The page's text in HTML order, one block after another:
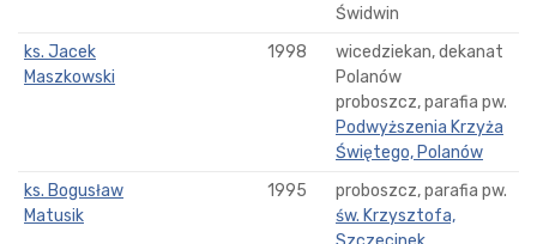
Świdwin
ks. Jacek
Maszkowski
1998
wicedziekan, dekanat
Polanów
proboszcz, parafia pw.
Podwyższenia Krzyża
Świętego, Polanów
ks. Bogusław
Matusik
1995
proboszcz, parafia pw.
św. Krzysztofa,